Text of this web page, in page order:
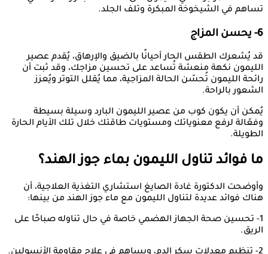
تساهم في الشيخوخة المبكرة وتلف الجلد.
6- يحسن المزاج
قد يُشعرك الطقس الحار أحيانًا بالضيق والإرهاق، يُقدم عصير
الليمون نكهة منعشة تُساعد على تحسين مزاجك، وقد ثبت أن
رائحة الليمون تُحسّن الحالة المزاجية، مما يُقلل التوتر ويُعزز
الشعور بالراحة.
يُمكن أن يكون كوب من عصير الليمون البارد وسيلة بسيطة
وفعّالة لرفع معنوياتك ومستويات طاقتك خلال تلك الأيام الحارة
الطويلة.
ما فوائد تناول الليمون بماء جوز الهند؟
وأوضحت الدكتورة غادة الصايغ استشاري التغذية العلاجية، أن
هناك فوائد عديدة لتناول الليمون مع ماء جوز الهند من بينها:
1- تحسين صحة الجهاز الهضمي خاصة في حال تناوله صباحًا على
الريق.